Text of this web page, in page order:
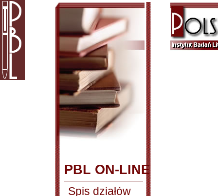
PBL ON-LINE
Spis działów